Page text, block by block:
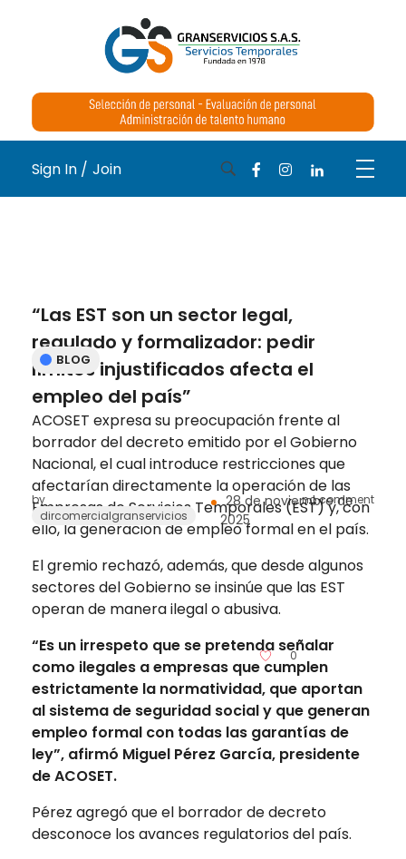
Medical Blog - Phlox Elementor WordPress Theme
Complete Elementor Demo - Phlox WordPress Theme
Sign In / Join
“Las EST son un sector legal,
regulado y formalizador: pedir
límites injustificados afecta el
empleo del país”
28 de noviembre de
2025
by
dircomercialgranservicios
no comment
BLOG
0
ACOSET expresa su preocupación frente al
borrador del decreto emitido por el Gobierno
Nacional, el cual introduce restricciones que
afectarían directamente la operación de las
Empresas de Servicios Temporales (EST) y, con
ello, la generación de empleo formal en el país.
El gremio rechazó, además, que desde algunos
sectores del Gobierno se insinúe que las EST
operan de manera ilegal o abusiva.
“Es un irrespeto que se pretenda señalar
como ilegales a empresas que cumplen
estrictamente la normatividad, que aportan
al sistema de seguridad social y que generan
empleo formal con todas las garantías de
ley”, afirmó Miguel Pérez García, presidente
de ACOSET.
Pérez agregó que el borrador de decreto
desconoce los avances regulatorios del país.